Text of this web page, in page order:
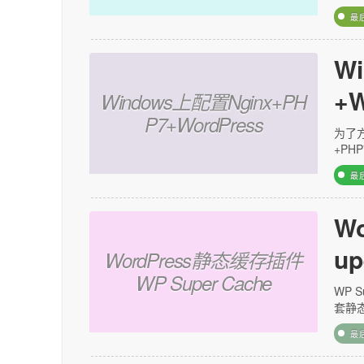
最
Windows上配置Nginx+PH
P7+WordPress
为了
最
WordPress静态缓存插件
WP Super Cache
WP
套静
最